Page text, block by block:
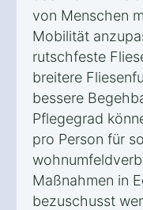
von Menschen
Mobilität
rutschfeste
breitere
bessere
Pflegegrad
pro Person für
Maßnahmen in
bezuschusst